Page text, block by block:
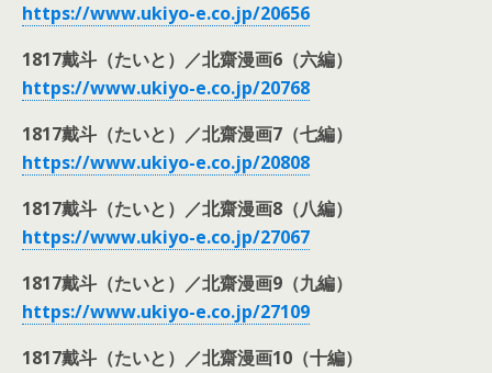
https://www.ukiyo-e.co.jp/20656
1817戴斗（たいと）／北齋漫画6（六編）
https://www.ukiyo-e.co.jp/20768
1817戴斗（たいと）／北齋漫画7（七編）
https://www.ukiyo-e.co.jp/20808
1817戴斗（たいと）／北齋漫画8（八編）
https://www.ukiyo-e.co.jp/27067
1817戴斗（たいと）／北齋漫画9（九編）
https://www.ukiyo-e.co.jp/27109
1817戴斗（たいと）／北齋漫画10（十編）